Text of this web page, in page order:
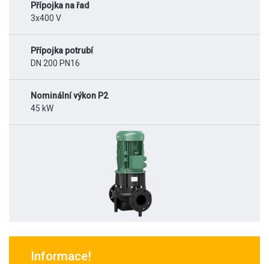
Přípojka na řad
3x400 V
Přípojka potrubí
DN 200 PN16
Nominální výkon P2
45 kW
Informace!